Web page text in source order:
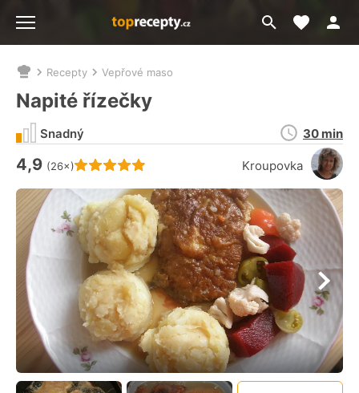
Přejít
na
Moje
Nacházíte
se
zde:
Recepty Vepřové maso
Napité řízečky
Hodnocení receptu je
4,9 (26×) Kroupovka
Snadný
Doba
přípravy
30 min